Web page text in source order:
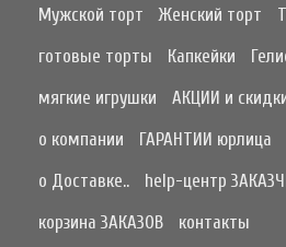
Мужской торт
Женский торт
готовые торты
Капкейки
мягкие игрушки
АКЦИИ и
о компании
ГАРАНТИИ юрлица
о Доставке..
help-центр
корзина ЗАКАЗОВ
контакты